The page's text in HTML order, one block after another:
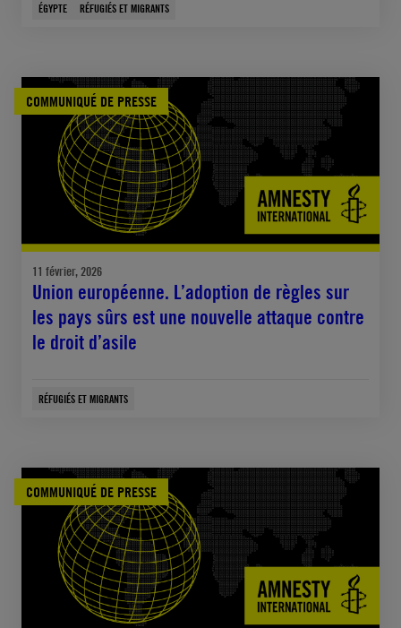
ÉGYPTE RÉFUGIÉS ET MIGRANTS
COMMUNIQUÉ DE PRESSE
11 février, 2026
Union européenne. L’adoption de règles sur
les pays sûrs est une nouvelle attaque contre
le droit d’asile
RÉFUGIÉS ET MIGRANTS
COMMUNIQUÉ DE PRESSE